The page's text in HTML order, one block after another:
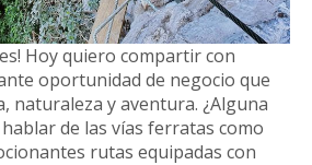
Hoy quiero compartir con
oportunidad de negocio que
naturaleza y aventura. ¿Alguna
de las vías ferratas como
rutas equipadas con